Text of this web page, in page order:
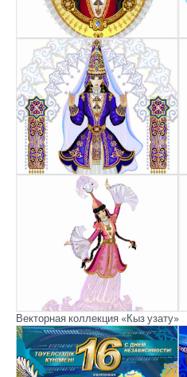
Векторная коллекция «Кыз узату»